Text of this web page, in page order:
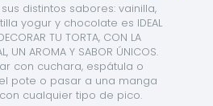
distintos sabores: vainilla,
yogur y chocolate es IDEAL
DECORAR TU TORTA, CON LA
UN AROMA Y SABOR ÚNICOS.
con cuchara, espátula o
pote o pasar a una manga
cualquier tipo de pico.